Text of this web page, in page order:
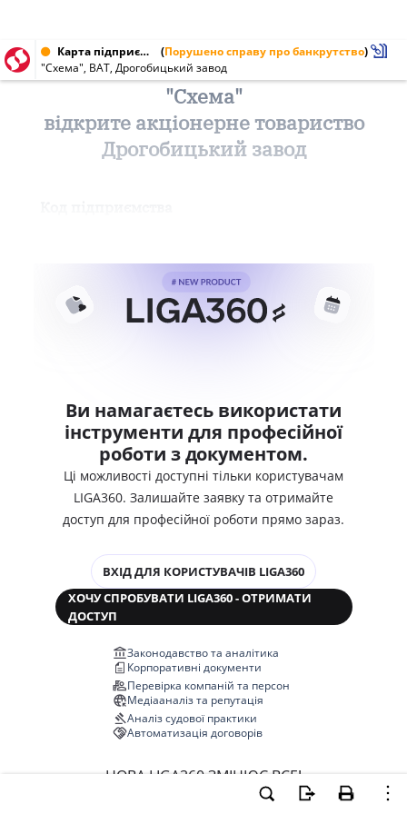
Карта підприємства від 23.09.2000 (Порушено справу про банкрутство)
"Схема", ВАТ, Дрогобицький завод
"Схема"
відкрите акціонерне товариство
Дрогобицький завод
Ви намагаєтесь використати
інструменти для професійної
роботи з документом.
Ці можливості доступні тільки користувачам
LIGA360. Залишайте заявку та отримайте
доступ для професійної роботи прямо зараз.
ВХІД ДЛЯ КОРИСТУВАЧІВ LIGA360
ХОЧУ СПРОБУВАТИ LIGA360 - ОТРИМАТИ
ДОСТУП
Законодавство та аналітика
Корпоративні документи
Перевірка компаній та персон
Медіааналіз та репутація
Аналіз судової практики
Автоматизація договорів
НОВА LIGA360 ЗМІНЮЄ ВСЕ!